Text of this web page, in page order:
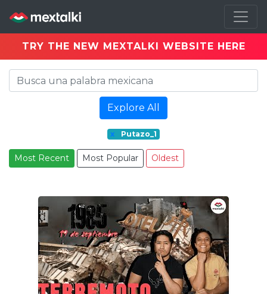
TRY THE NEW MEXTALKI WEBSITE HERE
Explore All
x Putazo_1
Most Recent Most Popular Oldest